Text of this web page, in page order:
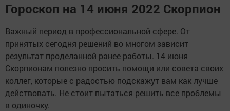
Гороскоп на 14 июня 2022 Скорпион
Важный период в профессиональной сфере. От
принятых сегодня решений во многом зависит
результат проделанной ранее работы. 14 июня
Скорпионам полезно просить помощи или совета своих
коллег, которые с радостью подскажут вам как лучше
действовать. Не стоит пытаться решить все проблемы
в одиночку.